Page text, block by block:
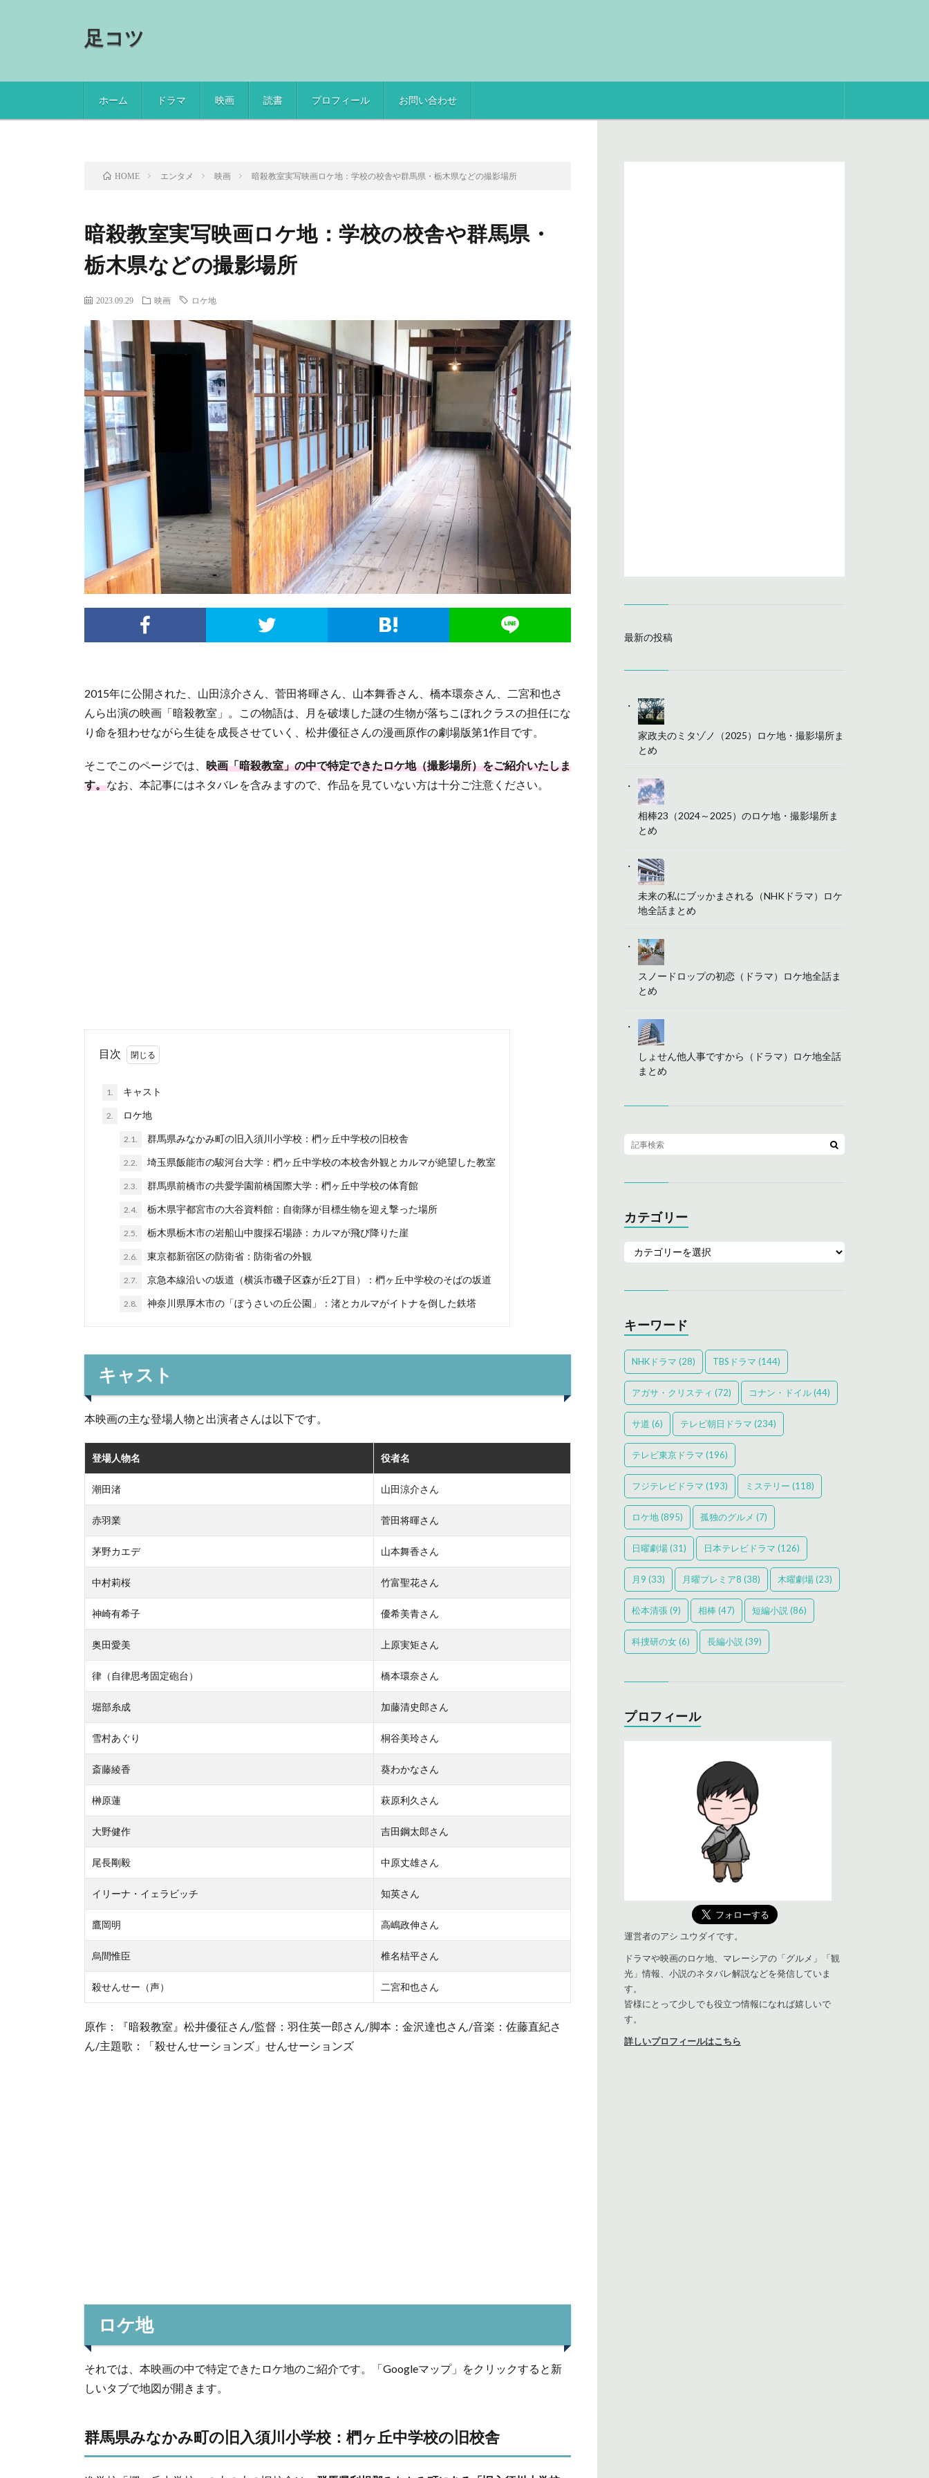
足コツ
ホーム ドラマ 映画 読書 プロフィール お問い合わせ
HOME エンタメ 映画 暗殺教室実写映画ロケ地：学校の校舎や群馬県・栃木県などの撮影場所
暗殺教室実写映画ロケ地：学校の校舎や群馬県・
栃木県などの撮影場所
2023.09.29 映画 ロケ地
2015年に公開された、山田涼介さん、菅田将暉さん、山本舞香さん、橋本環奈さん、二宮和也さ
んら出演の映画「暗殺教室」。この物語は、月を破壊した謎の生物が落ちこぼれクラスの担任にな
り命を狙わせながら生徒を成長させていく、松井優征さんの漫画原作の劇場版第1作目です。
そこでこのページでは、 映画「暗殺教室」の中で特定できたロケ地（撮影場所）をご紹介いたしま
す。なお、本記事にはネタバレを含みますので、作品を見ていない方は十分ご注意ください。
目次
1. キャスト
2. ロケ地
2.1. 群馬県みなかみ町の旧入須川小学校：椚ヶ丘中学校の旧校舎
2.2. 埼玉県飯能市の駿河台大学：椚ヶ丘中学校の本校舎外観とカルマが絶望した教室
2.3. 群馬県前橋市の共愛学園前橋国際大学：椚ヶ丘中学校の体育館
2.4. 栃木県宇都宮市の大谷資料館：自衛隊が目標生物を迎え撃った場所
2.5. 栃木県栃木市の岩船山中腹採石場跡：カルマが飛び降りた崖
2.6. 東京都新宿区の防衛省：防衛省の外観
2.7. 京急本線沿いの坂道（横浜市磯子区森が丘2丁目）：椚ヶ丘中学校のそばの坂道
2.8. 神奈川県厚木市の「ぼうさいの丘公園」：渚とカルマがイトナを倒した鉄塔
キャスト
本映画の主な登場人物と出演者さんは以下です。
登場人物名 役者名
潮田渚 山田涼介さん
赤羽業 菅田将暉さん
茅野カエデ 山本舞香さん
中村莉桜 竹富聖花さん
神崎有希子 優希美青さん
奥田愛美 上原実矩さん
律（自律思考固定砲台） 橋本環奈さん
堀部糸成 加藤清史郎さん
雪村あぐり 桐谷美玲さん
斎藤綾香 葵わかなさん
榊原蓮 萩原利久さん
大野健作 吉田鋼太郎さん
尾長剛毅 中原丈雄さん
イリーナ・イェラビッチ 知英さん
鷹岡明 高嶋政伸さん
烏間惟臣 椎名桔平さん
殺せんせー（声） 二宮和也さん
原作：『暗殺教室』松井優征さん/監督：羽住英一郎さん/脚本：金沢達也さん/音楽：佐藤直紀さ
ん/主題歌：「殺せんせーションズ」せんせーションズ
ロケ地
それでは、本映画の中で特定できたロケ地のご紹介です。「Googleマップ」をクリックすると新
しいタブで地図が開きます。
群馬県みなかみ町の旧入須川小学校：椚ヶ丘中学校の旧校舎
最新の投稿
家政夫のミタゾノ（2025）ロケ地・撮影場所ま
とめ
相棒23（2024～2025）のロケ地・撮影場所ま
とめ
未来の私にブッかまされる（NHKドラマ）ロケ
地全話まとめ
スノードロップの初恋（ドラマ）ロケ地全話ま
とめ
しょせん他人事ですから（ドラマ）ロケ地全話
まとめ
カテゴリー
キーワード
NHKドラマ (28) TBSドラマ (144)
アガサ・クリスティ (72) コナン・ドイル(44)
サ道 (6) テレビ朝日ドラマ (234)
テレビ東京ドラマ (196)
フジテレビドラマ (193) ミステリー (118)
ロケ地(895) 孤独のグルメ (7)
日曜劇場(31) 日本テレビドラマ (126)
月9 (33) 月曜プレミア8 (38) 木曜劇場(23)
松本清張(9) 相棒(47) 短編小説 (86)
科捜研の女(6) 長編小説 (39)
プロフィール
運営者のアシ ユウダイです。
ドラマや映画のロケ地、マレーシアの「グルメ」「観
光」情報、小説のネタバレ解説などを発信していま
す。
皆様にとって少しでも役立つ情報になれば嬉しいで
す。
詳しいプロフィールはこちら